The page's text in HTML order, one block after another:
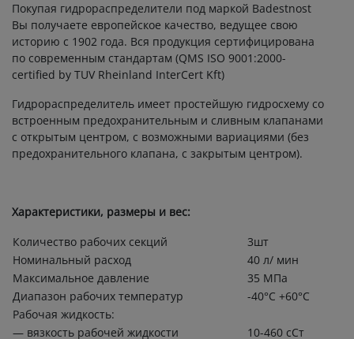
Покупая гидрораспределители под маркой Badestnost
Вы получаете европейское качество, ведущее свою
историю с 1902 года. Вся продукция сертифицирована
по современным стандартам (QMS ISO 9001:2000-
certified by TUV Rheinland InterCert Kft)
Гидрораспределитель имеет простейшую гидросхему со
встроенным предохранительным и сливным клапанами
с открытым центром, с возможными вариациями (без
предохранительного клапана, с закрытым центром).
Характеристики, размеры и вес:
Количество рабочих секций
3шт
Номинальный расход
40 л/ мин
Максимальное давление
35 МПа
Диапазон рабочих температур
-40°C +60°C
Рабочая жидкость:
— вязкость рабочей жидкости
10-460 сСт